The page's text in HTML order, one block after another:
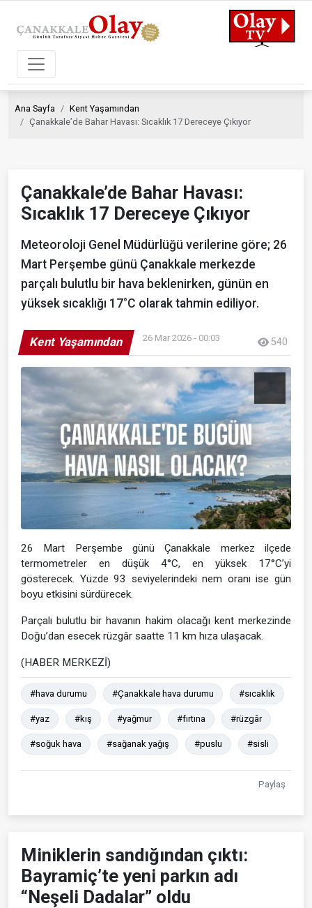
Ana Sayfa
Kent Yaşamından
Çanakkale’de Bahar Havası: Sıcaklık 17 Dereceye Çıkıyor
Çanakkale’de Bahar Havası:
Sıcaklık 17 Dereceye Çıkıyor
Meteoroloji Genel Müdürlüğü verilerine göre; 26
Mart Perşembe günü Çanakkale merkezde
parçalı bulutlu bir hava beklenirken, günün en
yüksek sıcaklığı 17°C olarak tahmin ediliyor.
Kent Yaşamından 26 Mar 2026 - 00:03 540
26 Mart Perşembe günü Çanakkale merkez ilçede
termometreler en düşük 4°C, en yüksek 17°C’yi
gösterecek. Yüzde 93 seviyelerindeki nem oranı ise gün
boyu etkisini sürdürecek.
Parçalı bulutlu bir havanın hakim olacağı kent merkezinde
Doğu’dan esecek rüzgâr saatte 11 km hıza ulaşacak.
(HABER MERKEZİ)
#hava durumu #Çanakkale hava durumu #sıcaklık
#yaz #kış #yağmur #fırtına #rüzgâr
#soğuk hava #sağanak yağış #puslu #sisli
Paylaş
Miniklerin sandığından çıktı:
Bayramiç’te yeni parkın adı
“Neşeli Dadalar” oldu